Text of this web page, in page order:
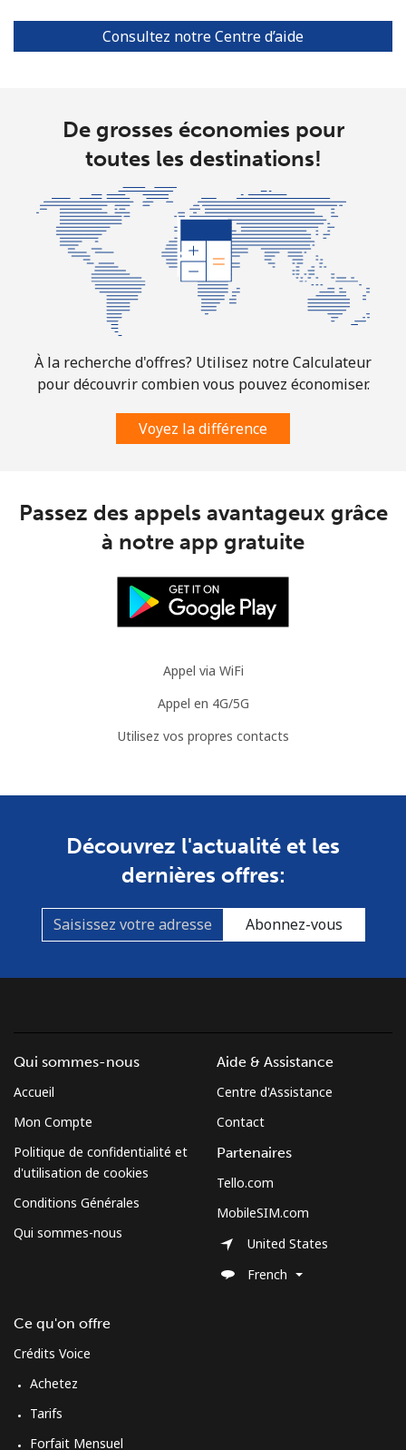
Consultez notre Centre d’aide
De grosses économies pour
toutes les destinations!
À la recherche d'offres? Utilisez notre Calculateur
pour découvrir combien vous pouvez économiser.
Voyez la différence
Passez des appels avantageux grâce
à notre app gratuite
Appel via WiFi
Appel en 4G/5G
Utilisez vos propres contacts
Découvrez l'actualité et les
dernières offres:
Abonnez-vous
Qui sommes-nous
Accueil
Mon Compte
Politique de confidentialité et
d'utilisation de cookies
Conditions Générales
Qui sommes-nous
Ce qu'on offre
Crédits Voice
Achetez
Tarifs
Forfait Mensuel
Aide & Assistance
Centre d'Assistance
Contact
Partenaires
Tello.com
MobileSIM.com
United States
French